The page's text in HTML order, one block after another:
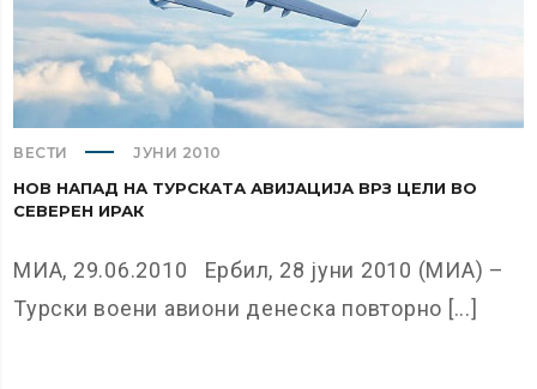
ВЕСТИ ЈУНИ 2010
НОВ НАПАД НА ТУРСКАТА АВИЈАЦИЈА ВРЗ ЦЕЛИ ВО
СЕВЕРЕН ИРАК
МИА, 29.06.2010 Ербил, 28 јуни 2010 (МИА) –
Турски воени авиони денеска повторно [...]